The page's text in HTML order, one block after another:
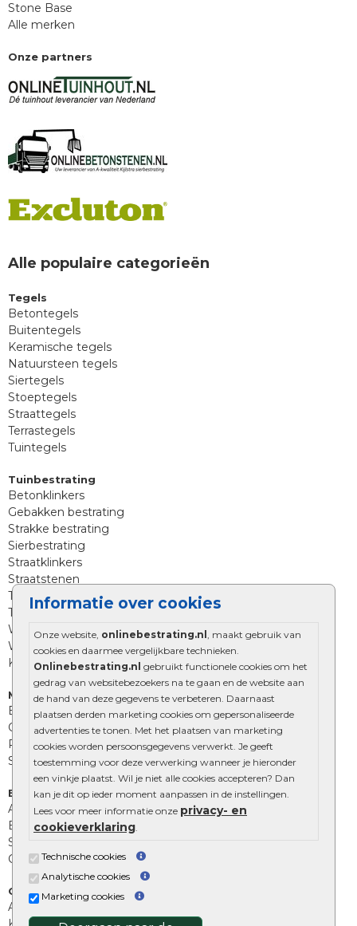
Informatie over cookies
Onze website, onlinebestrating.nl
, maakt gebruik van
cookies en daarmee vergelijkbare technieken.
Onlinebestrating.nl gebruikt functionele cookies om het
gedrag van websitebezoekers na te gaan en de website aan
de hand van deze gegevens te verbeteren. Daarnaast
plaatsen derden marketing cookies om gepersonaliseerde
advertenties te tonen. Met het plaatsen van marketing
cookies worden persoonsgegevens verwerkt. Je geeft
toestemming voor deze verwerking wanneer je hieronder
een vinkje plaatst. Wil je niet alle cookies accepteren? Dan
kan je dit op ieder moment aanpassen in de instellingen.
Lees voor meer informatie onze privacy- en
cookieverklaring
Technische cookies
Analytische cookies
Marketing cookies
Stone Base
Alle merken
Onze partners
Alle populaire categorieën
Tegels
Betontegels
Buitentegels
Keramische tegels
Natuursteen tegels
Siertegels
Stoeptegels
Straattegels
Terrastegels
Tuintegels
Tuinbestrating
Betonklinkers
Gebakken bestrating
Strakke bestrating
Sierbestrating
Straatklinkers
Straatstenen
Trommelstenen
Tuinstenen
Waalformaat
Wildverband bestrating
Kingstones
Muurelementen
Betonbielzen
Opsluitbanden
Palissades
Stapelblokken
Extra benodigdheden
Afwatering en diversen
Beplantings en betonelementen
Split, grind en zand
Oprit tegels
Overig
Aanbiedingen